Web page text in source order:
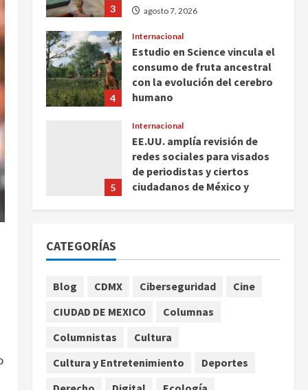
3 agosto 7, 2026
4
Internacional
Estudio en Science vincula el
consumo de fruta ancestral
con la evolución del cerebro
humano
5
Internacional
EE.UU. amplía revisión de
redes sociales para visados
de periodistas y ciertos
ciudadanos de México y
Morelia
2
Lotería Nacional emite
billete por centenario de la
México
agosto 7, 2026
CATEGORÍAS
Blog CDMX Ciberseguridad
Cine
CIUDAD DE MEXICO
Columnas
Columnistas
Cultura
Cultura y Entretenimiento
Deportes